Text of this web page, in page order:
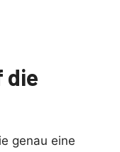
die
genau eine